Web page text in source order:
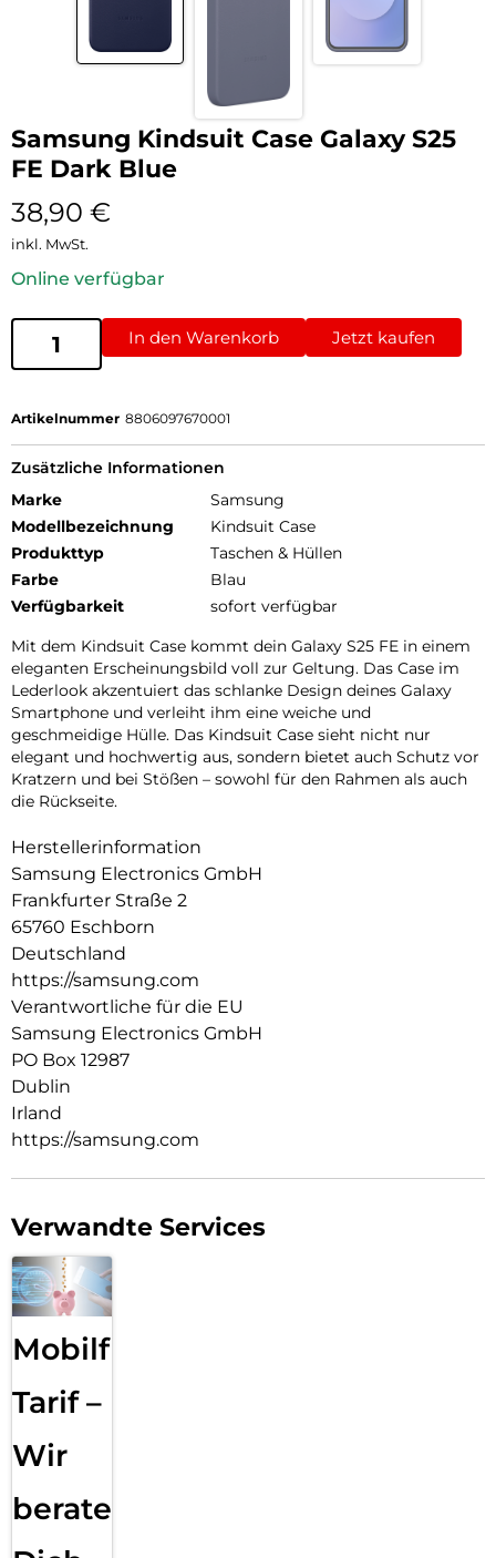
Samsung Kindsuit Case Galaxy S25
FE Dark Blue
38,90 €
inkl. MwSt.
Online verfügbar
In den Warenkorb Jetzt kaufen
Artikelnummer 8806097670001
Zusätzliche Informationen
Marke
Samsung
Modellbezeichnung
Kindsuit Case
Produkttyp
Taschen & Hüllen
Farbe
Blau
Verfügbarkeit
sofort verfügbar
Mit dem Kindsuit Case kommt dein Galaxy S25 FE in einem
eleganten Erscheinungsbild voll zur Geltung. Das Case im
Lederlook akzentuiert das schlanke Design deines Galaxy
Smartphone und verleiht ihm eine weiche und
geschmeidige Hülle. Das Kindsuit Case sieht nicht nur
elegant und hochwertig aus, sondern bietet auch Schutz vor
Kratzern und bei Stößen – sowohl für den Rahmen als auch
die Rückseite.
Herstellerinformation
Samsung Electronics GmbH
Frankfurter Straße 2
65760 Eschborn
Deutschland
https://samsung.com
Verantwortliche für die EU
Samsung Electronics GmbH
PO Box 12987
Dublin
Irland
https://samsung.com
Verwandte Services
Mobilfunk
Tarif –
Wir
beraten